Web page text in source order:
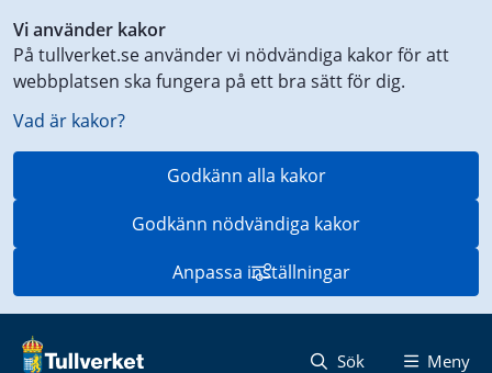
Vi använder kakor
På tullverket.se använder vi nödvändiga kakor för att
webbplatsen ska fungera på ett bra sätt för dig.
Vad är kakor?
Godkänn alla kakor
Godkänn nödvändiga kakor
Anpassa inställningar
till
innehåll
på
aktuell
Sök Meny